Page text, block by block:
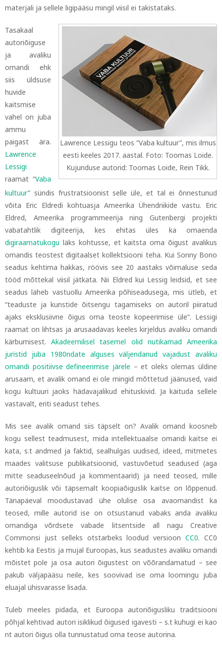
materjali ja sellele ligipääsu mingil viisil ei takistataks.
Lawrence Lessigu teos “Vaba kultuur”, mis ilmus
eesti keeles 2017. aastal. Foto: Toomas Loide.
Kujunduse autorid: Toomas Loide, Rein Tikk.
Tasakaal
autoriõiguse
ja avaliku
omandi ehk
siis üldsuse
huvide
kaitsmise
vahel on juba
ammu
paigast ära.
Lawrence
Lessigi
raamat “Vaba
kultuur” sündis frustratsioonist selle üle, et tal ei õnnestunud
võita Eric Eldredi kohtuasja Ameerika Ühendriikide vastu. Eric
Eldred, Ameerika programmeerija ning Gutenbergi projekti
vabatahtlik digiteerija, kes ehitas üles ka omaenda
digiraamatukogu läks kohtusse, et kaitsta oma õigust avalikus
omandis teostest digitaalset kollektsiooni teha. Kui Sonny Bono
seadus kehtima hakkas, röövis see 20 aastaks võimaluse seda
tööd mõttekal viisil jätkata. Nii Eldred kui Lessig leidsid, et see
seadus läheb vastuollu Ameerika põhiseadusega, mis ütleb, et
“teaduste ja kunstide õitsengu tagamiseks on autoril piiratud
ajaks eksklusiivne õigus oma teoste kopeerimise üle”. Lessigi
raamat on lihtsas ja arusaadavas keeles kirjeldus avaliku omandi
kärbumisest.Akadeemilisel tasemel olid nutikamad Ameerika
juristid juba 1980ndate alguses väljendanud vajadust avaliku
omandi positiivse defineerimise järele – et oleks olemas üldine
arusaam, et avalik omand ei ole mingid mõttetud jäänused, vaid
kogu kultuuri jaoks hädavajalikud ehituskivid. Ja käituda sellele
vastavalt, eriti seadust tehes.
Mis see avalik omand siis täpselt on? Avalik omand koosneb
kogu sellest teadmusest, mida intellektuaalse omandi kaitse ei
kata, s.t andmed ja faktid, sealhulgas uudised, ideed, mitmetes
maades valitsuse publikatsioonid, vastuvõetud seadused (aga
mitte seaduseelnõud ja kommentaarid) ja need teosed, mille
autoriõiguslik või täpsemalt koopiaõiguslik kaitse on lõppenud.
Tänapäeval moodustavad ühe olulise osa avaomandist ka
teosed, mille autorid ise on otsustanud vabaks anda avaliku
omandiga võrdsete vabade litsentside all nagu Creative
Commonsi just selleks otstarbeks loodud versioonCC0. CC0
kehtib ka Eestis ja mujal Euroopas, kus seadustes avaliku omandi
mõistet pole ja osa autori õigustest on võõrandamatud – see
pakub väljapääsu neile, kes soovivad ise oma loomingu juba
eluajal ühisvarasse lisada.
Tuleb meeles pidada, et Euroopa autoriõigusliku traditsiooni
põhjal kehtivad autori isiklikud õigused igavesti – s.t kuhugi ei kao
nt autori õigus olla tunnustatud oma teose autorina.